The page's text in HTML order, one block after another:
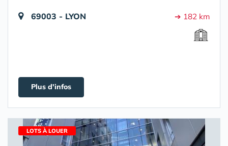
69003 - LYON ➔ 182 km
Plus d'infos
LOTS À LOUER